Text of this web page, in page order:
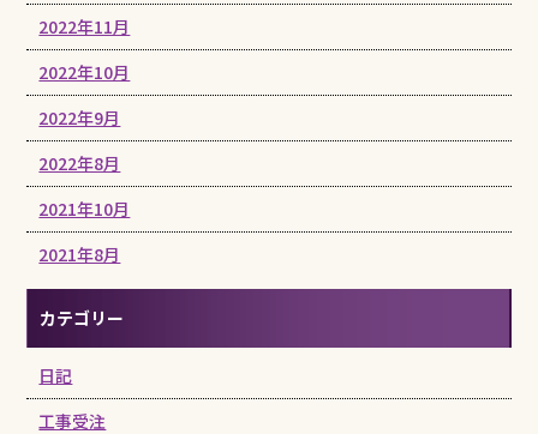
2022年11月
2022年10月
2022年9月
2022年8月
2021年10月
2021年8月
カテゴリー
日記
工事受注